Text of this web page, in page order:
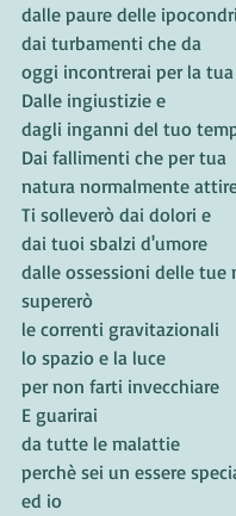
dalle paure delle
dai turbamenti che da
oggi incontrerai per la
Dalle ingiustizie e
dagli inganni del tuo
Dai fallimenti che per tua
natura normalmente
Ti solleverò dai dolori e
dai tuoi sbalzi d'umore
dalle ossessioni delle tue
supererò
le correnti gravitazionali
lo spazio e la luce
per non farti invecchiare
E guarirai
da tutte le malattie
perchè sei un essere
ed io